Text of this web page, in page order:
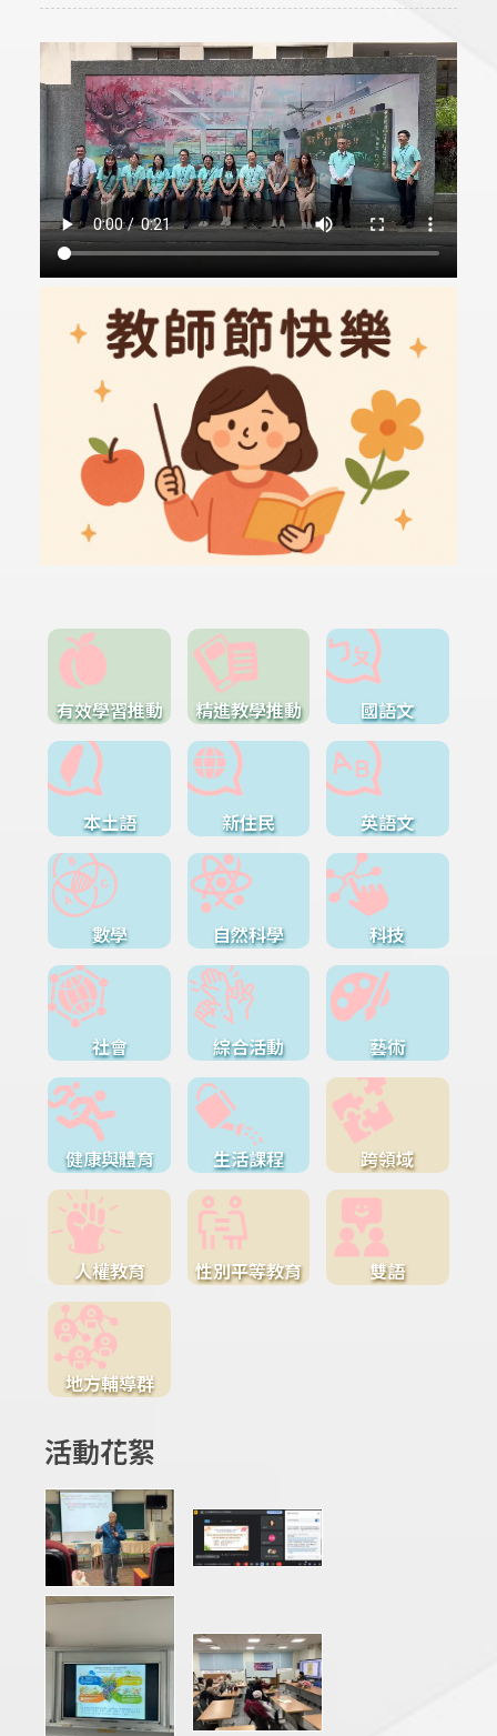
有效學習推動 精進教學推動 國語文
本土語 新住民 英語文
數學 自然科學 科技
社會 綜合活動 藝術
健康與體育 生活課程 跨領域
人權教育 性別平等教育 雙語
地方輔導群
活動花絮